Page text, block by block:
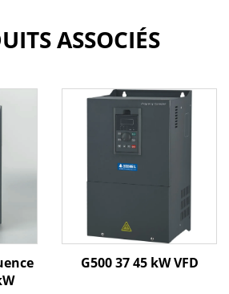
ASSOCIÉS
G500 37 45 kW VFD